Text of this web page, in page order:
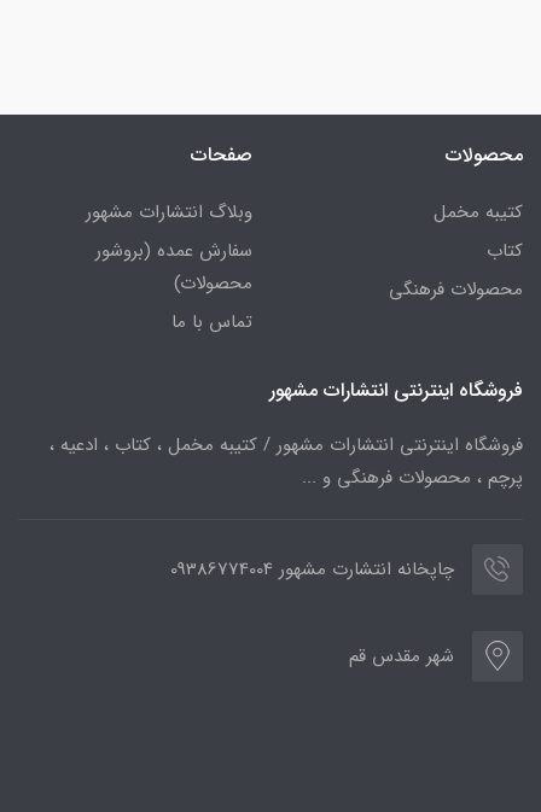
محصولات
کتیبه مخمل
کتاب
محصولات فرهنگی
صفحات
وبلاگ انتشارات مشهور
سفارش عمده (بروشور
محصولات)
تماس با ما
فروشگاه اینترنتی انتشارات مشهور
فروشگاه اینترنتی انتشارات مشهور / کتیبه مخمل ، کتاب ، ادعیه ،
پرچم ، محصولات فرهنگی و ...
چاپخانه انتشارت مشهور 09386774004
شهر مقدس قم